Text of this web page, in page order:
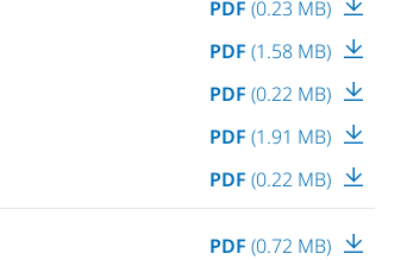
PDF (0.23 MB)
PDF (1.58 MB)
PDF (0.22 MB)
PDF (1.91 MB)
PDF (0.22 MB)
PDF (0.72 MB)